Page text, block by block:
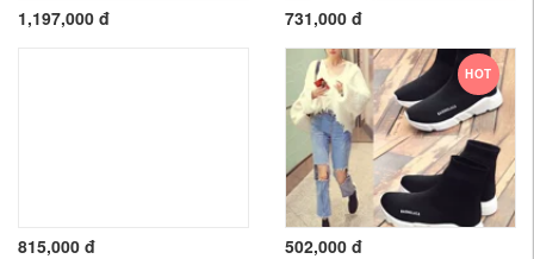
1,197,000 đ 731,000 đ
815,000 đ
HOT
502,000 đ